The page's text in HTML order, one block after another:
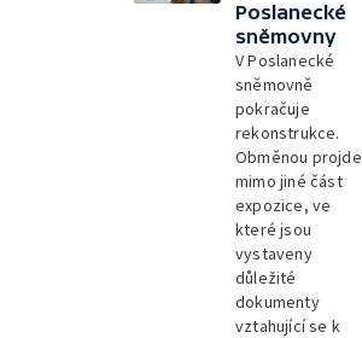
Poslanecké
sněmovny
V Poslanecké
sněmovně
pokračuje
rekonstrukce.
Obměnou projde
mimo jiné část
expozice, ve
které jsou
vystaveny
důležité
dokumenty
vztahující se k